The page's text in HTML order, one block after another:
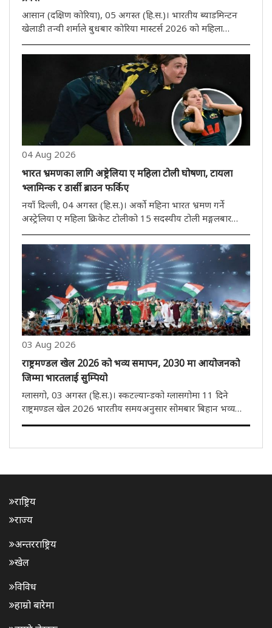
आसान (दक्षिण कोरिया), 05 अगस्त (हि.स.)। भारतीय ब्याडमिन्टन
खेलाडी तन्वी शर्माले बुधबार कोरिया मास्टर्स 2026 को महिला
वर्षीया तन्वीले चीनकी युआन आन चीलाई सिधा गेम 21-16, 21-15
04 Aug 2026
भारत भ्रमणका लागि अष्ट्रेलिया ए महिला टोली घोषणा, टायला
भ्लामिन्क र डार्सी ब्राउन फर्किए
नयाँ दिल्ली, 04 अगस्त (हि.स.)। अर्को महिना भारत भ्रमण गर्ने
अस्ट्रेलिया ए महिला क्रिकेट टोलीको 15 सदस्यीय टोली मङ्गलबार
ब्राउनले टोलीको पेस आक्रमणको नेतृत्व गर्नेछन्। यो भ्रमण तीन
हप्तास..
03 Aug 2026
राष्ट्रमण्डल खेल 2026 को भव्य समापन, 2030 मा आयोजनको
जिम्मा भारतलाई सुम्पियो
ग्लासगो, 03 अगस्त (हि.स.)। स्कटल्यान्डको ग्लासगोमा 11 दिने
राष्ट्रमण्डल खेल 2026 भारतीय समयअनुसार सोमबार बिहान भव्य
छ। समापन..
राष्ट्रिय
राज्य
अन्तरराष्ट्रिय
खेल
विविध
हाम्रो बारेमा